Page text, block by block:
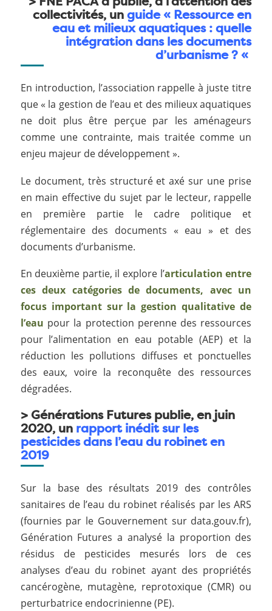
collectivités, unguide « Ressource en
eau et milieux aquatiques : quelle
intégration dans les documents
d’urbanisme ? «
En introduction, l’association rappelle à juste titre
que « la gestion de l’eau et des milieux aquatiques
ne doit plus être perçue par les aménageurs
comme une contrainte, mais traitée comme un
enjeu majeur de développement ».
Le document, très structuré et axé sur une prise
en main effective du sujet par le lecteur, rappelle
en première partie le cadre politique et
réglementaire des documents « eau » et des
documents d’urbanisme.
En deuxième partie, il explore l’articulation entre
ces deux catégories de documents, avec un
focus important sur la gestion qualitative de
l’eau pour la protection perenne des ressources
pour l’alimentation en eau potable (AEP) et la
réduction les pollutions diffuses et ponctuelles
des eaux, voire la reconquête des ressources
dégradées.
>Générations Futurespublie, en juin
2020, un rapport inédit sur les
pesticides dans l’eau du robinet en
2019
Sur la base des résultats 2019 des contrôles
sanitaires de l’eau du robinet réalisés par les ARS
(fournies par le Gouvernement sur data.gouv.fr),
Génération Futures a analysé la proportion des
résidus de pesticides mesurés lors de ces
analyses d’eau du robinet ayant des propriétés
cancérogène, mutagène, reprotoxique (CMR) ou
perturbatrice endocrinienne (PE).